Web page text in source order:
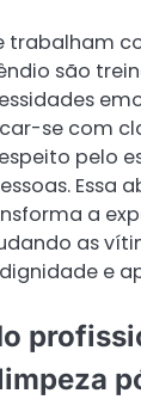
trabalham
são
se com
pelo
Essa
a
as
e